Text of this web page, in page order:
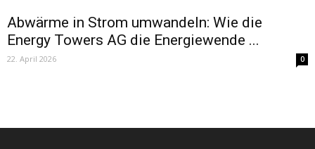
Abwärme in Strom umwandeln: Wie die
Energy Towers AG die Energiewende ...
22. April 2026 0